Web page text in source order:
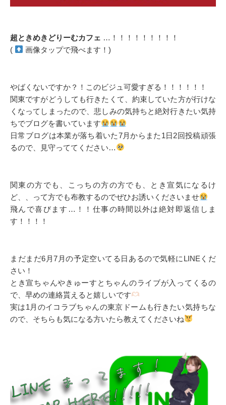
超ときめきどりーむカフェ …！！！！！！！！！
(
画像タップで飛べます！)
やばくないですか？！このビジュ可愛すぎる！！！！！！
関東ですがどうしても行きたくて、約束していた方が行けな
くなってしまったので、悲しみの気持ちと絶対行きたい気持
ちでブログを書いています
日常ブログは本業が落ち着いた7月からまた1日2回投稿頑張
るので、見守っててください…
関東の方でも、こっちの方の方でも、とき宣気になるけ
ど、、って方でも布教するのでぜひお誘いくださいませ
飛んで喜びます…！！仕事の時間以外は絶対即返信しま
す！！！！
まだまだ6月7月の予定空いてる日あるので気軽にLINEくだ
さい！
とき宣ちゃんやきゅーすとちゃんのライブが入ってくるの
で、早めの連絡貰えると嬉しいです
実は1月のイコラブちゃんの東京ドームも行きたい気持ちな
ので、そちらも気になる方いたら教えてくださいね